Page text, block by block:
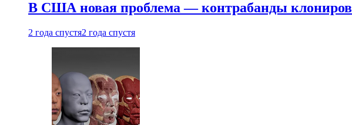
В США новая проблема — контрабанды
2 года спустя2 года спустя